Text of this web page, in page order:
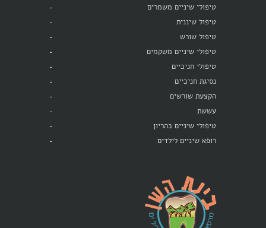
טיפולי שיניים משמרים
טיפול שיננית
טיפול שורש
טיפולי שיניים משקמים
טיפולי חניכיים
נסיגת חניכיים
הקצעת שורשים
עששת
טיפולי שיניים בהריון
רופא שיניים לילדים